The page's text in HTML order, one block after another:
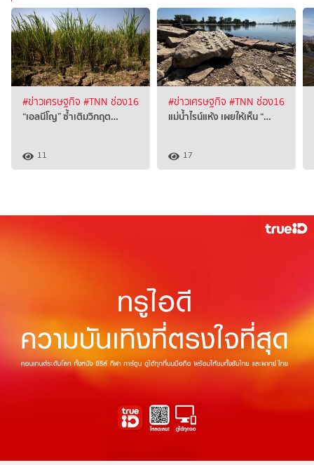
#ข่าวเศรษฐกิจ #TNN ช่อง16
“เอลนีโญ” ซ้ำเติมวิกฤต…
11
#ข่าวเศรษฐกิจ #TNN ช่อง16
แม่น้ำไรน์แห้ง เผยให้เห็น “…
17